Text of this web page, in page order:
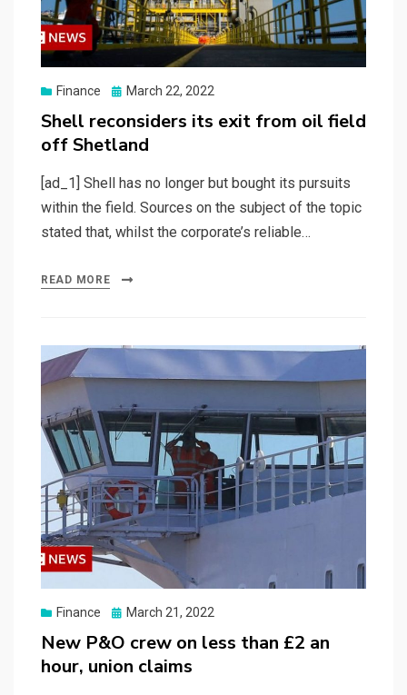
Finance
Posted
March 22, 2022
Shell reconsiders its exit from oil field
off Shetland
[ad_1] Shell has no longer but bought its pursuits
within the field. Sources on the subject of the topic
stated that, whilst the corporate’s reliable…
READ MORE
Finance
Posted
March 21, 2022
New P&O crew on less than £2 an
hour, union claims